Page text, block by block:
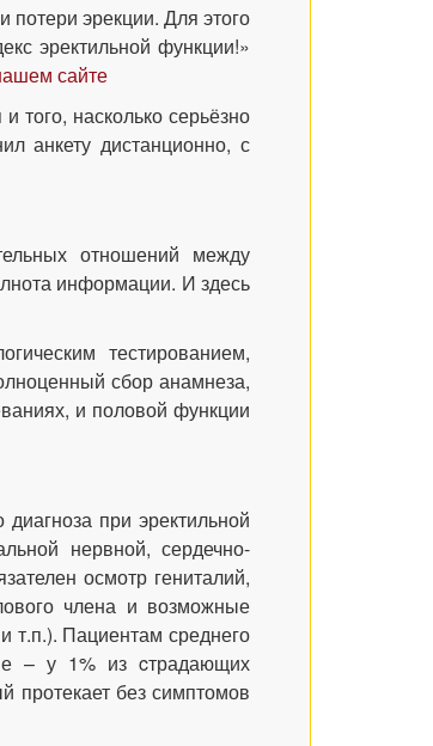
потери эрекции. Для этого
эректильной функции!»
сайте
того, насколько серьёзно
анкету дистанционно, с
отношений между
информации. И здесь
тестированием,
сбор анамнеза,
и половой функции
при эректильной
нервной, сердечно-
осмотр гениталий,
члена и возможные
т.п.). Пациентам среднего
– у 1% из cтрадающих
протекает без симптомов